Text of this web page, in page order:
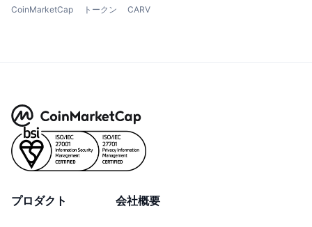
CoinMarketCap トークン CARV
プロダクト 会社概要